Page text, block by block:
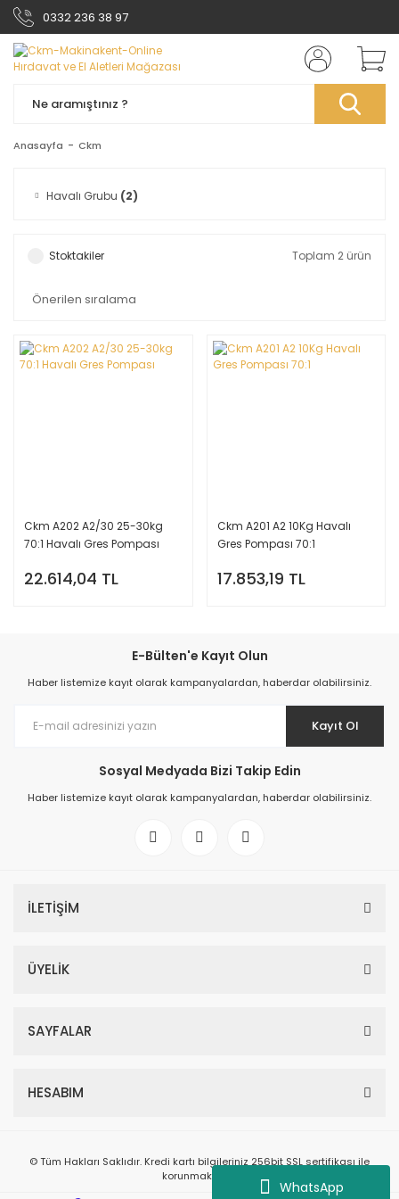
WhatsApp
0332 236 38 97
Anasayfa Ckm
Havalı Grubu (2)
Stoktakiler Toplam 2 ürün
Ckm A202 A2/30 25-30kg
70:1 Havalı Gres Pompası
22.614,04 TL
Ckm A201 A2 10Kg Havalı
Gres Pompası 70:1
17.853,19 TL
E-Bülten'e Kayıt Olun
Haber listemize kayıt olarak kampanyalardan, haberdar olabilirsiniz.
Kayıt Ol
Sosyal Medyada Bizi Takip Edin
Haber listemize kayıt olarak kampanyalardan, haberdar olabilirsiniz.
İLETİŞİM
ÜYELİK
SAYFALAR
HESABIM
© Tüm Hakları Saklıdır. Kredi kartı bilgileriniz 256bit SSL sertifikası ile
korunmaktadır.